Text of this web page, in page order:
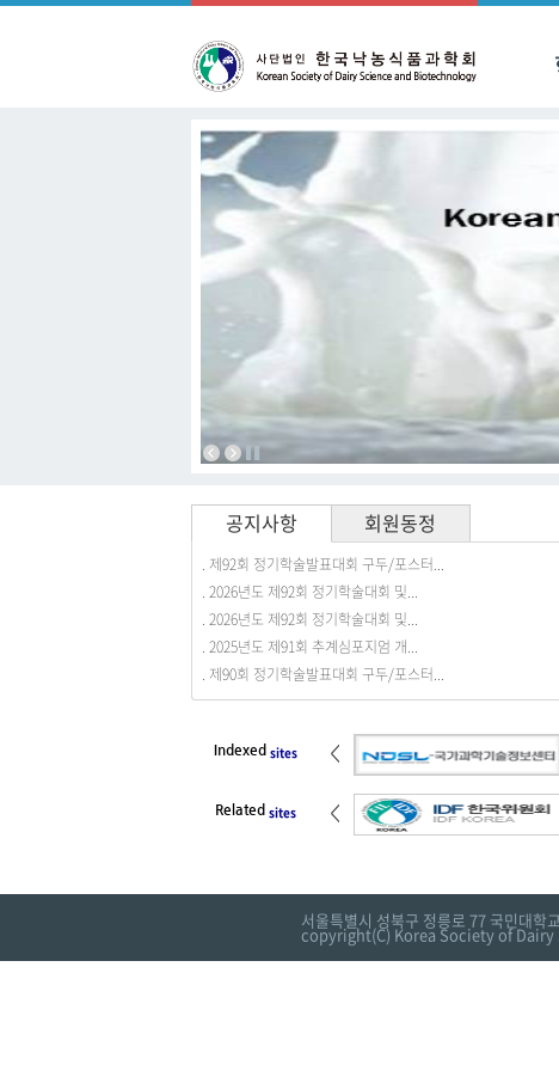
공지사항
. 제92회 정기학술발표대회 구두/포스터...
. 2026년도 제92회 정기학술대회 및...
. 2026년도 제92회 정기학술대회 및...
. 2025년도 제91회 추계심포지엄 개...
. 제90회 정기학술발표대회 구두/포스터...
회원동정
. 회원동정을 등록합니다.
Indexed sites <
Related sites <
서울특별시 성북구 정릉로 77 국민대학
copyright(C) Korea Society of